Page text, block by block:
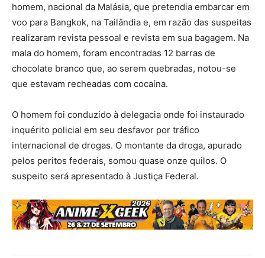
homem, nacional da Malásia, que pretendia embarcar em
voo para Bangkok, na Tailândia e, em razão das suspeitas
realizaram revista pessoal e revista em sua bagagem. Na
mala do homem, foram encontradas 12 barras de
chocolate branco que, ao serem quebradas, notou-se
que estavam recheadas com cocaína.
O homem foi conduzido à delegacia onde foi instaurado
inquérito policial em seu desfavor por tráfico
internacional de drogas. O montante da droga, apurado
pelos peritos federais, somou quase onze quilos. O
suspeito será apresentado à Justiça Federal.